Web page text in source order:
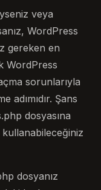
veya
WordPress
gereken en
WordPress
sorunlarıyla
adımıdır. Şans
dosyasına
dosyanız